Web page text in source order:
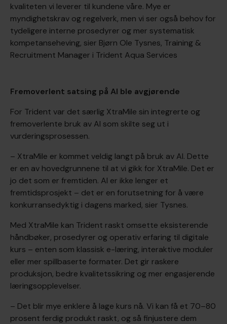
kvaliteten vi leverer til kundene våre. Mye er
myndighetskrav og regelverk, men vi ser også behov for
tydeligere interne prosedyrer og mer systematisk
kompetanseheving, sier Bjørn Ole Tysnes, Training &
Recruitment Manager i Trident Aqua Services
Fremoverlent satsing på AI ble avgjørende
For Trident var det særlig XtraMile sin integrerte og
fremoverlente bruk av AI som skilte seg ut i
vurderingsprosessen.
– XtraMile er kommet veldig langt på bruk av AI. Dette
er en av hovedgrunnene til at vi gikk for XtraMile. Det er
jo det som er fremtiden. AI er ikke lenger et
fremtidsprosjekt – det er en forutsetning for å være
konkurransedyktig i dagens marked, sier Tysnes.
Med XtraMile kan Trident raskt omsette eksisterende
håndbøker, prosedyrer og operativ erfaring til digitale
kurs – enten som klassisk e-læring, interaktive moduler
eller mer spillbaserte formater. Det gir raskere
produksjon, bedre kvalitetssikring og mer engasjerende
læringsopplevelser.
– Det blir mye enklere å lage kurs nå. Vi kan få et 70–80
prosent ferdig produkt raskt, og så finjustere dem